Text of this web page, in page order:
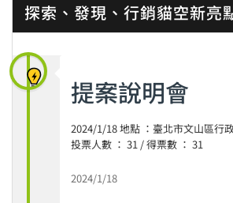
探索、發現、行銷貓空新亮
提案說明會
2024/1/18 地點 ：臺北市文山區行
投票人數 ： 31 / 得票數 ： 31
2024/1/18